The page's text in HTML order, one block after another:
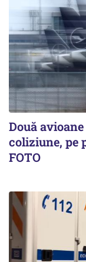
Două
coliziune, pe
FOTO